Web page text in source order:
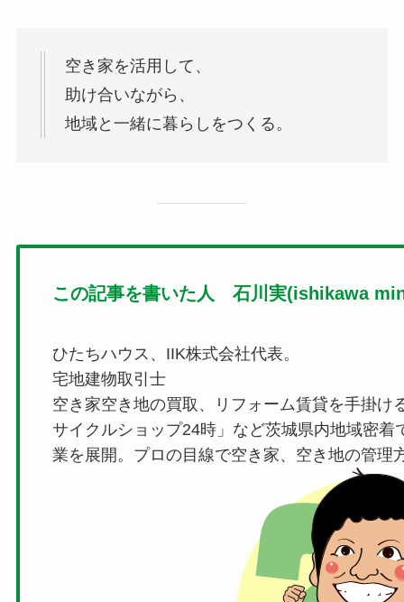
空き家を活用して、
助け合いながら、
地域と一緒に暮らしをつくる。
この記事を書いた人 石川実(ishikawa
ひたちハウス、IIK株式会社代表。
宅地建物取引士
空き家空き地の買取、リフォーム賃貸を手掛け
サイクルショップ24時」など茨城県内地域密
業を展開。プロの目線で空き家、空き地の管理